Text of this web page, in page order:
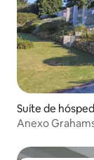
Suíte de
Anexo